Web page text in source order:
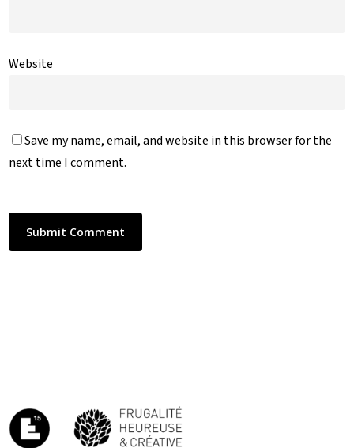
Website
Save my name, email, and website in this browser for the
next time I comment.